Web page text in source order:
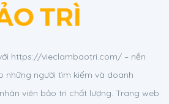
https://vieclambaotri.com/ – nền
những người tìm kiếm và doanh
viên bảo trì chất lượng. Trang web